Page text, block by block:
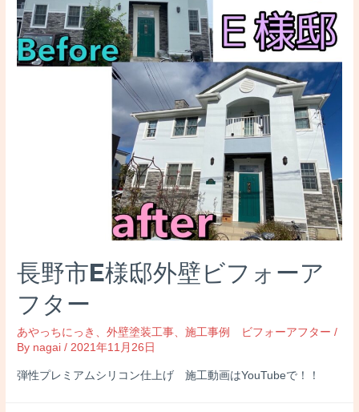
長野市E様邸外壁ビフォーア
フター
あやっちにっき 、外壁塗装工事 、施工事例 ビフォーアフター /
By nagai / 2021年11月26日
弾性プレミアムシリコン仕上げ 施工動画はYouTubeで！！